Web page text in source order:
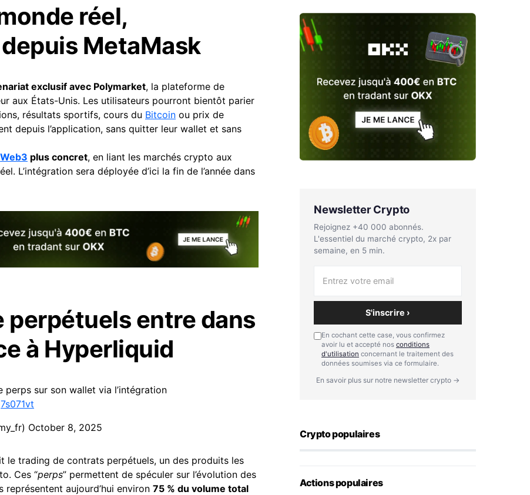
réel,
MetaMask
exclusif avec Polymarket, la plateforme de
aux États-Unis. Les utilisateurs pourront bientôt parier
résultats sportifs, cours du Bitcoin ou prix de
depuis l’application, sans quitter leur wallet et sans
Web3 plus concret, en liant les marchés crypto aux
L’intégration sera déployée d’ici la fin de l’année dans
perpétuels entre dans
à Hyperliquid
perps sur son wallet via l’intégration
October 8, 2025
le trading de contrats perpétuels, un des produits les
Ces “perps” permettent de spéculer sur l’évolution des
représentent aujourd’hui environ 75 % du volume total
Newsletter Crypto
Rejoignez +40 000 abonnés.
L'essentiel du marché crypto, 2x par
semaine, en 5 min.
S'inscrire ›
En cochant cette case, vous confirmez
avoir lu et accepté nos conditions
d'utilisation concernant le traitement des
données soumises via ce formulaire.
En savoir plus sur notre newsletter crypto →
Crypto populaires
Actions populaires